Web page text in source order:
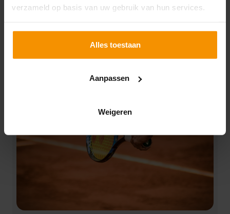
verzameld op basis van uw gebruik van hun services.
Alles toestaan
Aanpassen
Weigeren
Doe je binnenkort bpm-aangifte voor een gebruikt
rekening mee dat de Belastingdienst hier extra